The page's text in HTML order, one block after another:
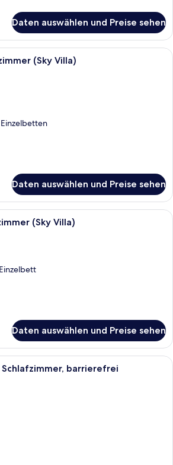
Daten auswählen und Preise sehen
Apartment, 4 Schlafzimmer (Sky
(Sky Villa)
Daten auswählen und Preise sehen
Apartment, 3 Schlafzimmer (Sky
(Sky Villa)
Daten auswählen und Preise sehen
Deluxe-Apartment, 1 Schlafzimmer,
barrierefrei